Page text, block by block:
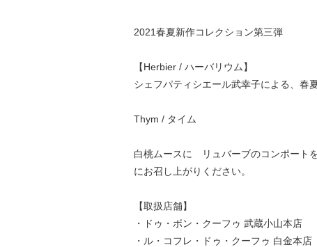
2021春夏新作コレクション第三弾
【Herbier / ハーバリウム】
シェフパティシエール武幸子による、春
Thym / タイム
白桃ムースに リュバーブのコンポート
にお召し上がりください。
【取扱店舗】
・
ドゥ・ボン・クーフゥ 武蔵小山本店
・ ル・コフレ・ドゥ・クーフゥ 白金本店